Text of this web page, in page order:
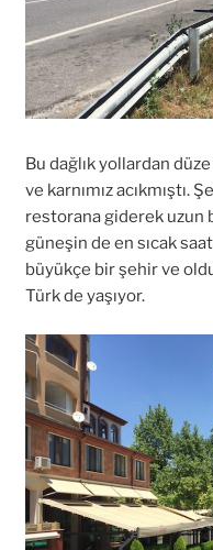
Bu dağlık yollardan
ve karnımız
restorana giderek uzun
güneşin de en sıcak
büyükçe bir şehir ve
Türk de yaşıyor.